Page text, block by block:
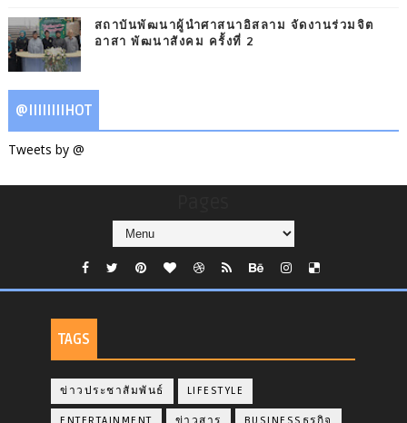
สถาบันพัฒนาผู้นำศาสนาอิสลาม จัดงานร่วมจิต
อาสา พัฒนาสังคม ครั้งที่ 2
@IIIIIIIIHOT
Tweets by @
TAGS
ข่าวประชาสัมพันธ์ LIFESTYLE